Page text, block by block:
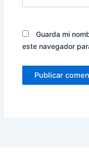
Guarda mi
este navegador